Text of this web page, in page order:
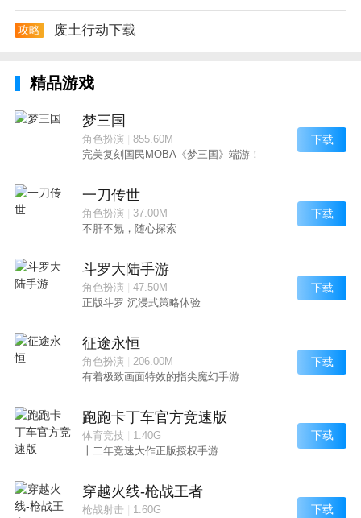
攻略 废土行动下载
精品游戏
梦三国
角色扮演| 855.60M
完美复刻国民MOBA《梦三国》端游！
下载
一刀传世
角色扮演| 37.00M
不肝不氪，随心探索
下载
斗罗大陆手游
角色扮演| 47.50M
正版斗罗 沉浸式策略体验
下载
征途永恒
角色扮演| 206.00M
有着极致画面特效的指尖魔幻手游
下载
跑跑卡丁车官方竞速版
体育竞技
1.40G
十二年竞速大作正版授权手游
下载
穿越火线-枪战王者
枪战射击 1.60G 下载